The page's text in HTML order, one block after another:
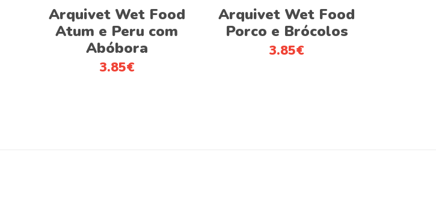
Adicionar
Arquivet Wet Food
Atum e Peru com
Abóbora
3.85€
Adicionar
Arquivet Wet Food
Porco e Brócolos
3.85€